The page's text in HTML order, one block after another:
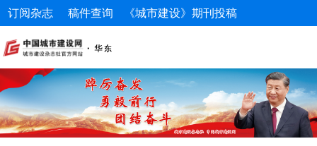
订阅杂志 稿件查询 《城市建设》期刊投稿
《城市建设理论研究》期刊投稿